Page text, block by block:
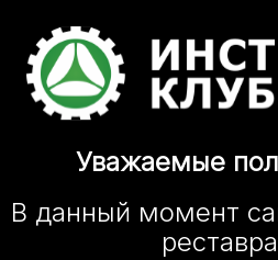
Уважаемые
В данный момент